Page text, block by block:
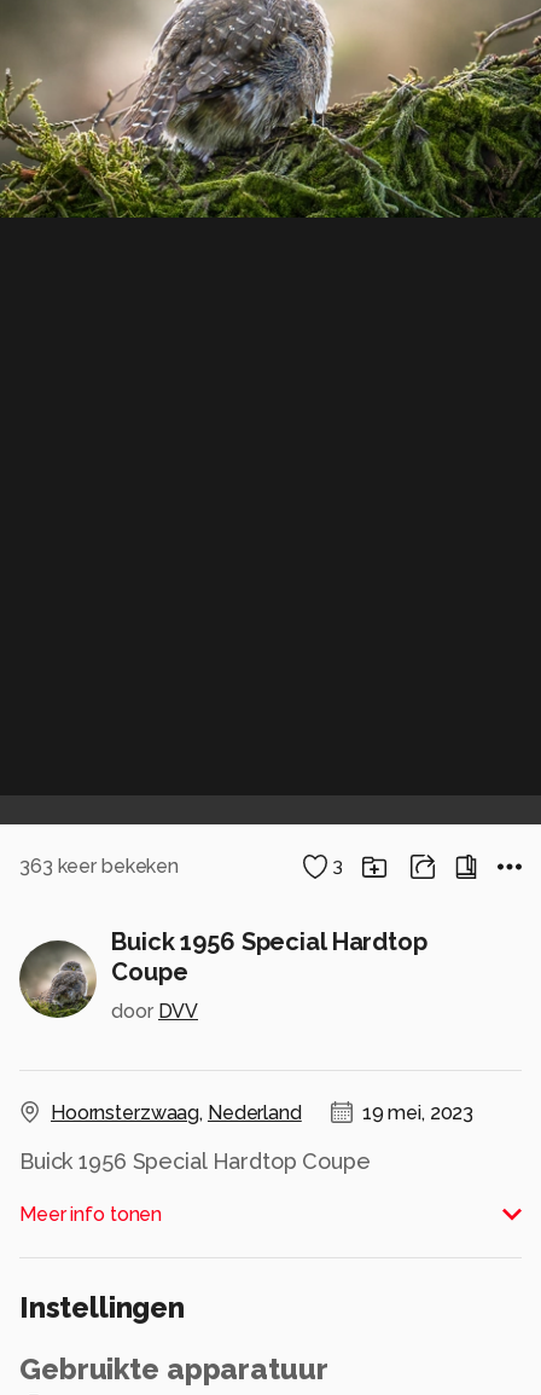
363 keer bekeken 3
Buick 1956 Special Hardtop
Coupe
door DVV
Hoornsterzwaag, Nederland 19 mei, 2023
Buick 1956 Special Hardtop Coupe
Alle rechten voorbehouden
Meer info tonen
Instellingen
Gebruikte apparatuur